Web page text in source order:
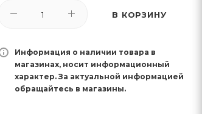
В КОРЗИНУ
Информация о наличии товара в
магазинах, носит информационный
характер. За актуальной информацией
обращайтесь в магазины.